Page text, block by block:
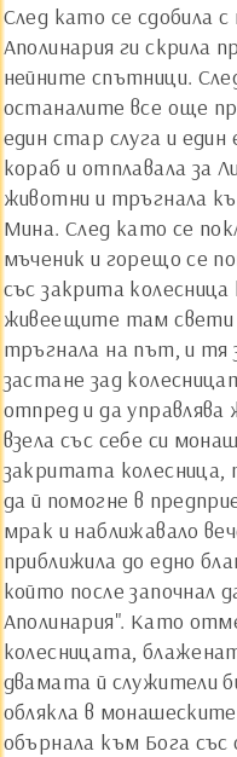
След като се сдобила
Аполинария ги скрила
нейните спътници.
останалите все още
един стар слуга и един
кораб и отплавала за
животни и тръгнала
Мина. След като се
мъченик и горещо се
със закрита
живеещите там свети
тръгнала на път, и тя
застане зад
отпред и да
взела със себе си
закритата колесница,
да й помогне в
мрак и наближавало
приближила до едно
който после започнал
Аполинария". Като
колесницата,
двамата й служители
облякла в
обърнала към Бога със